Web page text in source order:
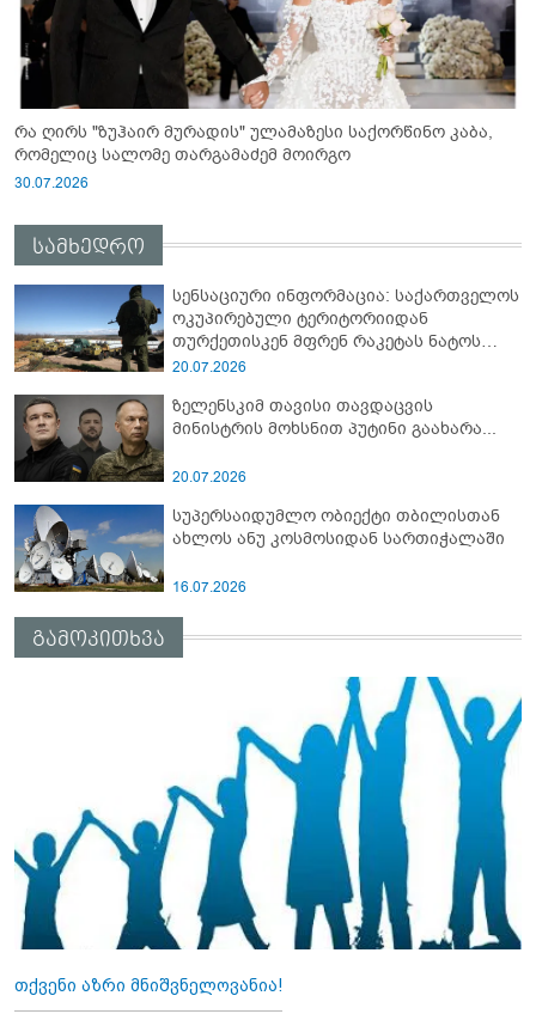
რა ღირს "ზუჰაირ მურადის" ულამაზესი საქორწინო კაბა,
რომელიც სალომე თარგამაძემ მოირგო
30.07.2026
სამხედრო
სენსაციური ინფორმაცია: საქართველოს
ოკუპირებული ტერიტორიიდან
თურქეთისკენ მფრენ რაკეტას ნატოს
სამიტი კინაღამ ჩაუშლია
20.07.2026
ზელენსკიმ თავისი თავდაცვის
მინისტრის მოხსნით პუტინი გაახარა...
20.07.2026
სუპერსაიდუმლო ობიექტი თბილისთან
ახლოს ანუ კოსმოსიდან სართიჭალაში
16.07.2026
გამოკითხვა
თქვენი აზრი მნიშვნელოვანია!